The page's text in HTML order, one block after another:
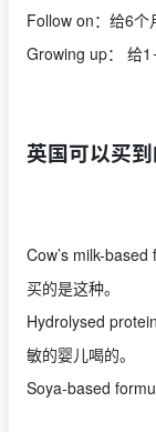
Follow on：给6个
Growing up： 给1
英国可以买
Cow’s milk-
买的是这种。
Hydrolysed
敏的婴儿喝的。
Soya-based